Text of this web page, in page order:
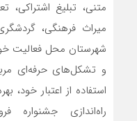
متنی، تبلیغ اشتراکی،
میراث فرهنگی،
شهرستان محل فعالیت
و تشکل‌های حرفه‌ای
استفاده از اعتبار خود،
راه‌اندازی جشنواره